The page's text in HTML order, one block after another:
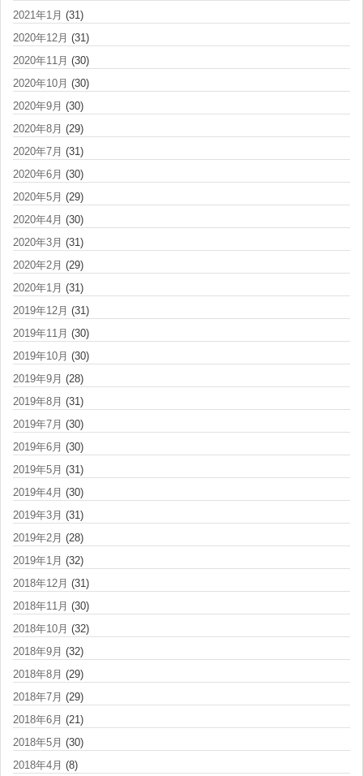
2021年1月 (31)
2020年12月 (31)
2020年11月 (30)
2020年10月 (30)
2020年9月 (30)
2020年8月 (29)
2020年7月 (31)
2020年6月 (30)
2020年5月 (29)
2020年4月 (30)
2020年3月 (31)
2020年2月 (29)
2020年1月 (31)
2019年12月 (31)
2019年11月 (30)
2019年10月 (30)
2019年9月 (28)
2019年8月 (31)
2019年7月 (30)
2019年6月 (30)
2019年5月 (31)
2019年4月 (30)
2019年3月 (31)
2019年2月 (28)
2019年1月 (32)
2018年12月 (31)
2018年11月 (30)
2018年10月 (32)
2018年9月 (32)
2018年8月 (29)
2018年7月 (29)
2018年6月 (21)
2018年5月 (30)
2018年4月 (8)